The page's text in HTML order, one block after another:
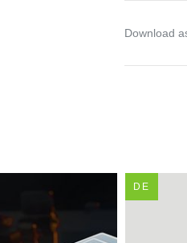
Download
DE